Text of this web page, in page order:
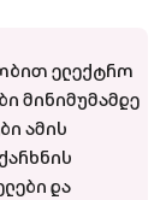
ელექტრო
მინიმუმამდე
ამის
და